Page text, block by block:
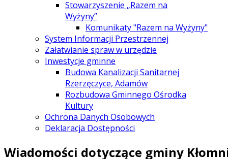
Stowarzyszenie „Razem na
Wyżyny”
Komunikaty "Razem na Wyżyny"
System Informacji Przestrzennej
Załatwianie spraw w urzędzie
Inwestycje gminne
Budowa Kanalizacji Sanitarnej
Rzerzęczyce, Adamów
Rozbudowa Gminnego Ośrodka
Kultury
Ochrona Danych Osobowych
Deklaracja Dostępności
Wiadomości dotyczące gminy